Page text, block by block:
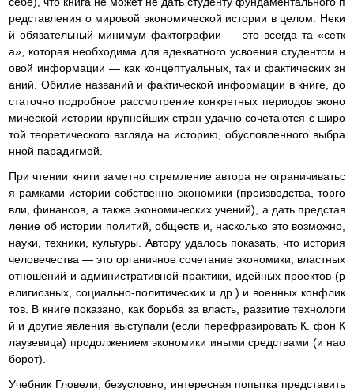
редставления о мировой экономической истории в целом. Неки
й обязательный минимум фактографии — это всегда та «сетк
а», которая необходима для адекватного усвоения студентом н
овой информации — как концептуальных, так и фактических зн
аний. Обилие названий и фактической информации в книге, до
статочно подробное рассмотрение конкретных периодов эконо
мической истории крупнейших стран удачно сочетаются с широ
той теоретического взгляда на историю, обусловленного выбра
нной парадигмой.
При чтении книги заметно стремление автора не ограничиватьс
я рамками истории собственно экономики (производства, торго
вли, финансов, а также экономических учений), а дать представ
ление об истории политий, обществ и, насколько это возможно,
науки, техники, культуры. Автору удалось показать, что история
человечества — это органичное сочетание экономики, властных
отношений и административной практики, идейных проектов (р
елигиозных, социально-политических и др.) и военных конфлик
тов. В книге показано, как борьба за власть, развитие технологи
й и другие явления выступали (если перефразировать К. фон К
лаузевица) продолжением экономики иными средствами (и нао
борот).
Учебник Гловели, безусловно, интересная попытка представить